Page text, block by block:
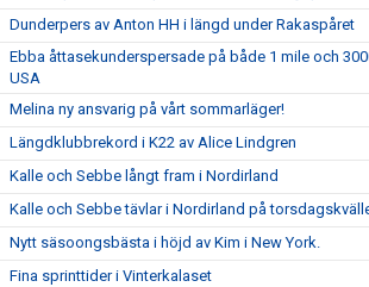
Dunderpers av Anton HH i längd under Rakaspåret
Ebba åttasekunderspersade på både 1 mile och
USA
Melina ny ansvarig på vårt sommarläger!
Längdklubbrekord i K22 av Alice Lindgren
Kalle och Sebbe långt fram i Nordirland
Kalle och Sebbe tävlar i Nordirland på
Nytt säsoongsbästa i höjd av Kim i New York.
Fina sprinttider i Vinterkalaset